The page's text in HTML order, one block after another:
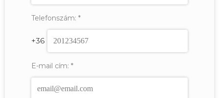
Telefonszám: *
+36
E-mail cím: *